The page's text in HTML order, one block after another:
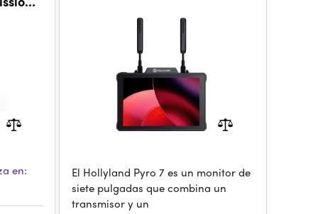
en:
El Hollyland Pyro 7 es un monitor de
siete pulgadas que combina un
transmisor y un